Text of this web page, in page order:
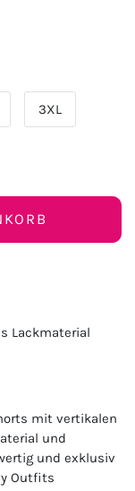
3XL
Lackmaterial
mit vertikalen
und
und exklusiv
Outfits